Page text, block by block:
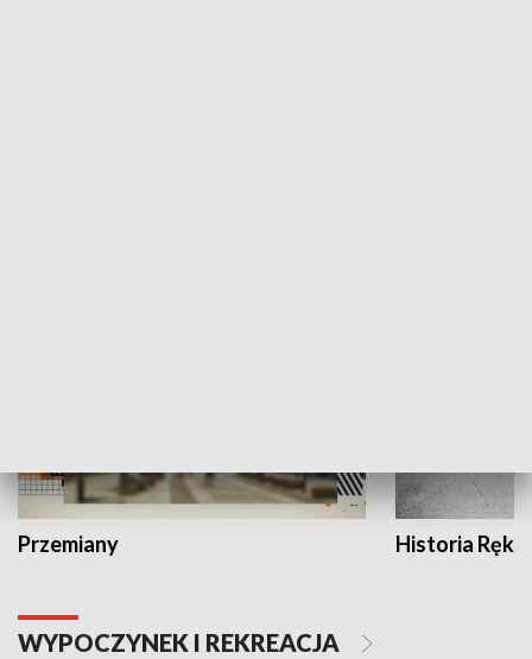
Przemiany Historia Ręką
WYPOCZYNEK I REKREACJA